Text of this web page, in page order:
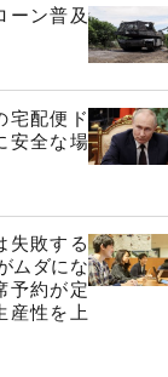
ーン普及
宅配便ド
安全な場
失敗する
ムダにな
予約が定
産性を上